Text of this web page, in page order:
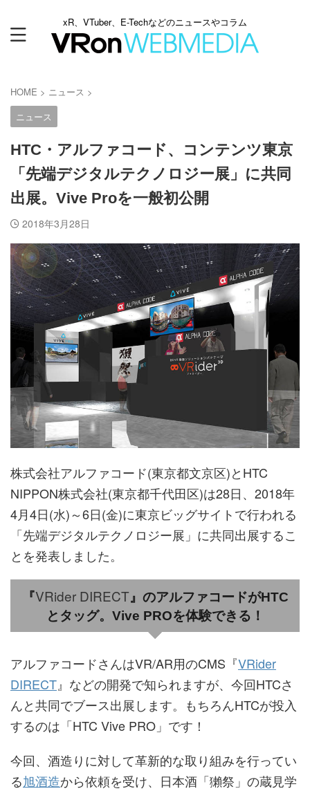
xR、VTuber、E-Techなどのニュースやコラム
HOME > ニュース >
ニュース
HTC・アルファコード、コンテンツ東京
「先端デジタルテクノロジー展」に共同
出展。Vive Proを一般初公開
2018年3月28日
株式会社アルファコード(東京都文京区)とHTC
NIPPON株式会社(東京都千代田区)は28日、2018年
4月4日(水)～6日(金)に東京ビッグサイトで行われる
「先端デジタルテクノロジー展」に共同出展するこ
とを発表しました。
『VRider DIRECT』のアルファコードがHTC
とタッグ。Vive PROを体験できる！
アルファコードさんはVR/AR用のCMS『VRider
DIRECT』などの開発で知られますが、今回HTCさ
んと共同でブース出展します。もちろんHTCが投入
するのは「HTC Vive PRO」です！
今回、酒造りに対して革新的な取り組みを行ってい
る旭酒造から依頼を受け、日本酒「獺祭」の蔵見学